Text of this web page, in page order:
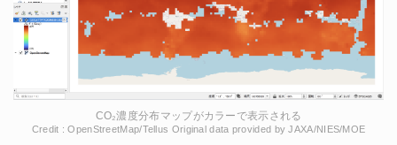
CO₂濃度分布マップがカラーで表示される
Credit : OpenStreetMap/Tellus Original data provided by JAXA/NIES/MOE